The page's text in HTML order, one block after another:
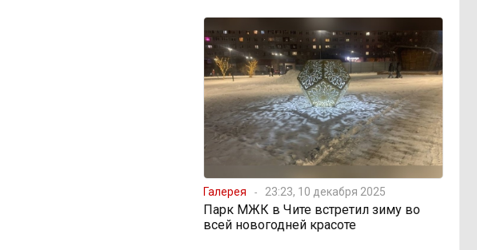
Галерея 23:23, 10 декабря 2025
Парк МЖК в Чите встретил зиму во
всей новогодней красоте